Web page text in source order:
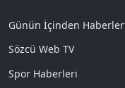
Günün İçinden Haberler
Sözcü Web TV
Spor Haberleri